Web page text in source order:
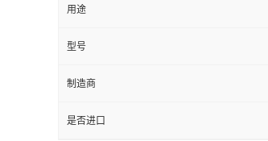
用途
型号
制造商
是否进口